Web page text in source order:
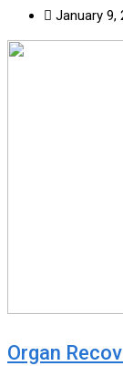
January 9,
Organ